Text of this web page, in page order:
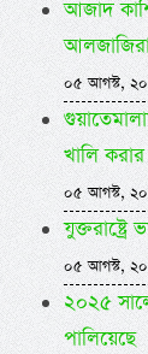
আজাদ
আলজাজিরা
০৫ আগস্ট,
খালি করার
০৫ আগস্ট,
০৫ আগস্ট,
২০২৫
পালিয়েছে